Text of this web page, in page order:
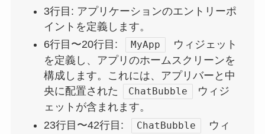
3行目: アプリケーションのエントリーポ
イントを定義します。
6行目〜20行目:
MyApp
ウィジェット
を定義し、アプリのホームスクリーンを
構成します。これには、アプリバーと中
央に配置された
ChatBubble
ウィジ
ェットが含まれます。
23行目〜42行目:
ChatBubble
ウィ